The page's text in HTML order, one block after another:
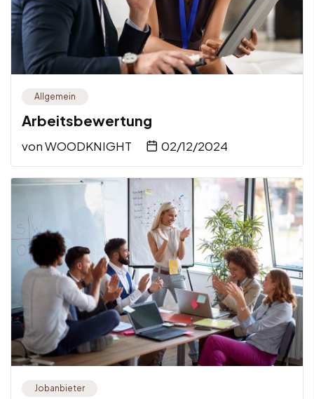
Allgemein
Arbeitsbewertung
vonWOODKNIGHT 02/12/2024
Jobanbieter